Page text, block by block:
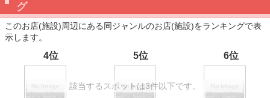
グ
このお店(施設)周辺にある同ジャンルのお店(施設)をランキングで表
示します。
4位 5位 6位
該当するスポットは3件以下です。